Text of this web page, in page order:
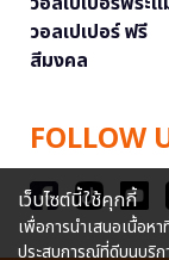
วอลเปเปอร์ ฟรี
สีมงคล
FOLLOW
เว็บไซต์นี้ใช้คุกกี้
เพื่อการนำเสนอเนื้อห
ประสบการณ์ที่ดีบนบริก